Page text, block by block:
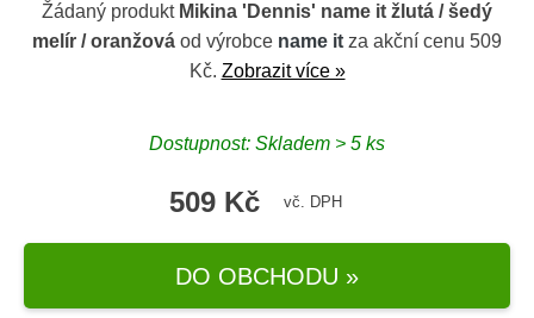
Žádaný produkt Mikina 'Dennis' name it žlutá / šedý
melír / oranžová od výrobce name it za akční cenu 509
Kč. Zobrazit více »
Dostupnost: Skladem > 5 ks
509 Kč vč. DPH
DO OBCHODU »